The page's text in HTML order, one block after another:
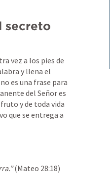
secreto
vez a los pies de
y llena el
es una frase para
del Señor es
y de toda vida
que se entrega a
(Mateo 28:18)